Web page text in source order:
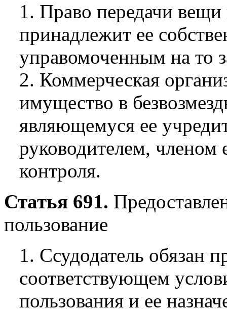
1. Право передачи вещи
принадлежит ее
управомоченным на то
2. Коммерческая
имущество в
являющемуся ее
руководителем, членом
контроля.
Статья 691.
пользование
1. Ссудодатель обязан
соответствующем
пользования и ее